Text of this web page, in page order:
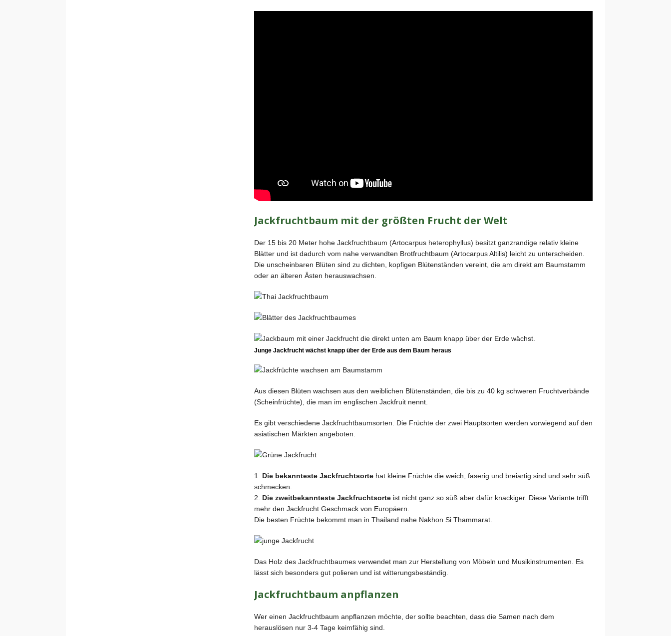
Jackfruchtbaum mit der größten Frucht der Welt
Der 15 bis 20 Meter hohe Jackfruchtbaum (Artocarpus heterophyllus) besitzt ganzrandige relativ kleine
Blätter und ist dadurch vom nahe verwandten Brotfruchtbaum (Artocarpus Altilis) leicht zu unterscheiden.
Die unscheinbaren Blüten sind zu dichten, kopfigen Blütenständen vereint, die am direkt am Baumstamm
oder an älteren Ästen herauswachsen.
Junge Jackfrucht wächst knapp über der Erde aus dem Baum heraus
Aus diesen Blüten wachsen aus den weiblichen Blütenständen, die bis zu 40 kg schweren Fruchtverbände
(Scheinfrüchte), die man im englischen Jackfruit nennt.
Es gibt verschiedene Jackfruchtbaumsorten. Die Früchte der zwei Hauptsorten werden vorwiegend auf den
asiatischen Märkten angeboten.
1. Die bekannteste Jackfruchtsortehat kleine Früchte die weich, faserig und breiartig sind und sehr süß
schmecken.
2. Die zweitbekannteste Jackfruchtsorteist nicht ganz so süß aber dafür knackiger. Diese Variante trifft
mehr den Jackfrucht Geschmack von Europäern.
Die besten Früchte bekommt man in Thailand nahe Nakhon Si Thammarat.
Das Holz des Jackfruchtbaumes verwendet man zur Herstellung von Möbeln und Musikinstrumenten. Es
lässt sich besonders gut polieren und ist witterungsbeständig.
Jackfruchtbaum anpflanzen
Wer einen Jackfruchtbaum anpflanzen möchte, der sollte beachten, dass die Samen nach dem
herauslösen nur 3-4 Tage keimfähig sind.